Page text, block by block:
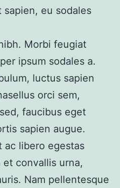
eu sodales
Morbi feugiat
ipsum sodales a.
luctus sapien
orci sem,
faucibus eget
sapien augue.
ac libero egestas
convallis urna,
Nam pellentesque